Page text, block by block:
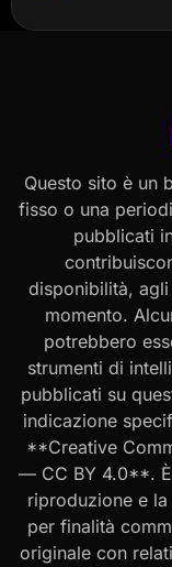
Questo sito è un
fisso o una
pubblicati
disponibilità, agli
momento.
potrebbero
strumenti di
pubblicati su
indicazione
**Creative
— CC BY 4.0**. È
riproduzione e
per finalità
originale con